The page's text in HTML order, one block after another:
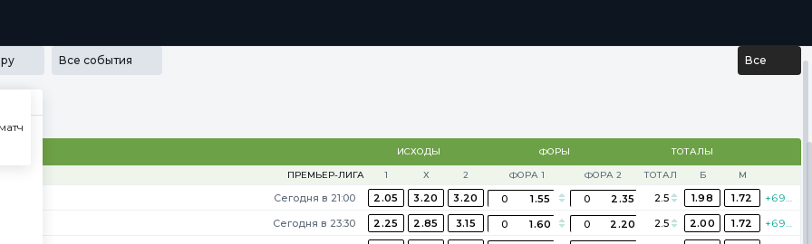
ЛОЯЛЬНОСТИ
Все события Все
ИСХОДЫ ФОРЫ
ТОТАЛЫ
ПРЕМЬЕР-ЛИГА
1 Х 2 ФОРА 1 ФОРА 2 ТОТАЛ Б М
Сегодня в 21:00 2.05 3.20 3.20 0 1.55 0 2.35 2.5 1.98 1.72
Сегодня в 23:30 2.25 2.85 3.15 0 1.60 0 2.20 2.5 2.00 1.72
2140